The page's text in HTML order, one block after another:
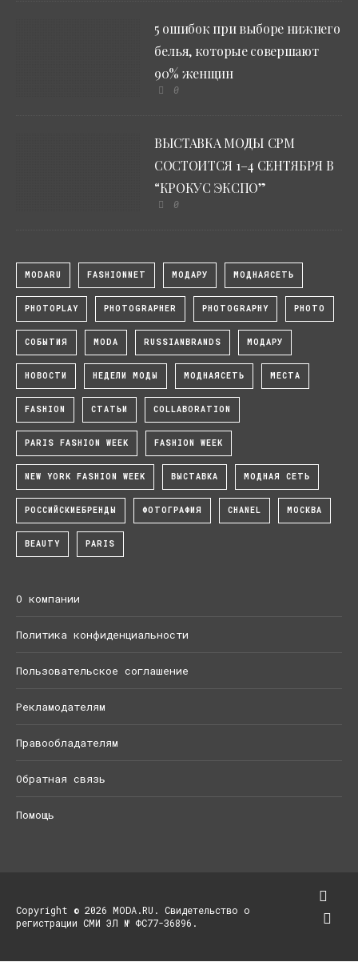
5 ошибок при выборе нижнего
белья, которые совершают
90% женщин
0
ВЫСТАВКА МОДЫ CPM
СОСТОИТСЯ 1–4 СЕНТЯБРЯ В
“КРОКУС ЭКСПО”
0
MODARU FASHIONNET МОДАРУ МОДНАЯСЕТЬ
PHOTOPLAY PHOTOGRAPHER PHOTOGRAPHY PHOTO
СОБЫТИЯ MODA RUSSIANBRANDS МОДАРУ
НОВОСТИ НЕДЕЛИ МОДЫ МОДНАЯСЕТЬ МЕСТА
FASHION СТАТЬИ COLLABORATION
PARIS FASHION WEEK FASHION WEEK
NEW YORK FASHION WEEK ВЫСТАВКА МОДНАЯ СЕТЬ
РОССИЙСКИЕБРЕНДЫ ФОТОГРАФИЯ CHANEL МОСКВА
BEAUTY PARIS
О компании
Политика конфиденциальности
Пользовательское соглашение
Рекламодателям
Правообладателям
Обратная связь
Помощь
Copyright © 2026 MODA.RU. Свидетельство о
регистрации СМИ ЭЛ № ФС77-36896.